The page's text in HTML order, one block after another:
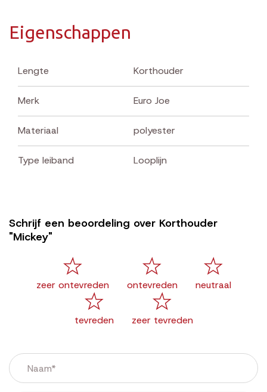
Eigenschappen
Lengte Korthouder
Merk Euro Joe
Materiaal polyester
Type leiband Looplijn
Schrijf een beoordeling over Korthouder
"Mickey"
zeer ontevreden ontevreden neutraal
tevreden zeer tevreden